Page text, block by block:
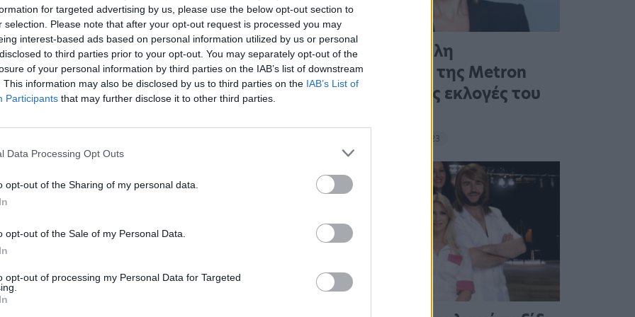
for targeted advertising by us, please use the below opt-out section to
selection. Please note that after your opt-out request is processed you may
interest-based ads based on personal information utilized by us or personal
to third parties prior to your opt-out. You may separately opt-out of the
of your personal information by third parties on the IAB’s list of downstream
This information may also be disclosed by us to third parties on the IAB’s List of
Participants that may further disclose it to other third parties.
Data Processing Opt Outs
opt-out of the Sharing of my personal data.
opt-out of the Sale of my Personal Data.
opt-out of processing my Personal Data for Targeted
Super Cup, τρία πρωταθλήματα Ισπανίας
την άμεση αποχώρηση μου από το σύλλογο
το όνειρό μου να παίξω το άθλημα
από τις καλύτερες στιγμές της ζωής
που θα είναι αδύνατο να αντιγραφεί,
κεφάλαιο για μένα.
μέχρι την τελευταία μου με το LAFC και
για την οποία έχω τεράστια υπερηφάνεια
Η πρώτη μεγάλη
δημοσκόπηση της Metron
Analysis για τις εκλογές του
17:10 - 14 Σεπτεμβρίου 2023